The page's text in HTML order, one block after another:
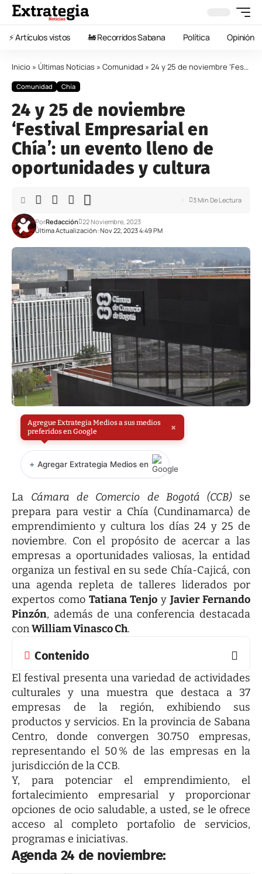
⚡️ Artículos vistos 🚂 Recorridos Sabana Política Opinión
Inicio » Últimas Noticias » Comunidad » 24 y 25 de noviembre ‘Festival Empresarial en Chía’: un evento lleno de oportunidades y cultura
Comunidad Chía
24 y 25 de noviembre
‘Festival Empresarial en
Chía’: un evento lleno de
oportunidades y cultura
Última Actualización: Nov 22, 2023 4:49 PM
PorRedacción 22 Noviembre, 2023
3 Min De Lectura
Agregue Extrategia Medios a sus medios
preferidos en Google
×
+ Agregar Extrategia Medios en
La Cámara de Comercio de Bogotá (CCB)se
prepara para vestir a Chía (Cundinamarca) de
emprendimiento y cultura los días 24 y 25 de
noviembre. Con el propósito de acercar a las
empresas a oportunidades valiosas, la entidad
organiza un festival en su sede Chía-Cajicá, con
una agenda repleta de talleres liderados por
expertos como Tatiana Tenjo y Javier Fernando
Pinzón, además de una conferencia destacada
conWilliam Vinasco Ch.
Contenido
El festival presenta una variedad de actividades
culturales y una muestra que destaca a 37
empresas de la región, exhibiendo sus
productos y servicios. En la provincia de Sabana
Centro, donde convergen 30.750 empresas,
representando el 50 % de las empresas en la
jurisdicción de la CCB.
Y, para potenciar el emprendimiento, el
fortalecimiento empresarial y proporcionar
opciones de ocio saludable, a usted, se le ofrece
acceso al completo portafolio de servicios,
programas e iniciativas.
Agenda 24 de noviembre: